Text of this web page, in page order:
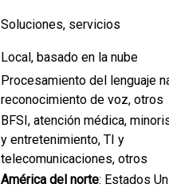
Soluciones, servicios
Local, basado en la nube
Procesamiento del lenguaje
reconocimiento de voz, otros
BFSI, atención médica,
y entretenimiento, TI y
telecomunicaciones, otros
América del norte: Estados